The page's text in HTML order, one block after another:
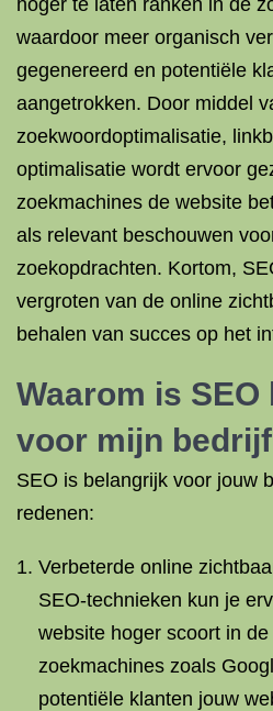
hoger te laten ranken in de
waardoor meer organisch
gegenereerd en potentiële
aangetrokken. Door middel
zoekwoordoptimalisatie,
optimalisatie wordt ervoor
zoekmachines de website
als relevant beschouwen
zoekopdrachten. Kortom,
vergroten van de online
behalen van succes op het
Waarom is
voor mijn
SEO is belangrijk voor jouw
redenen:
Verbeterde online
SEO-technieken kun je
website hoger scoort in
zoekmachines zoals
potentiële klanten jouw